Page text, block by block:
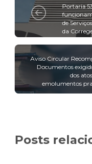
Portaria
de
da
Aviso Circular
Documentos
dos
emolumentos
Posts